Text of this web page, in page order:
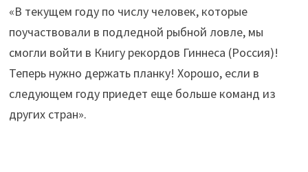
«В текущем году по числу человек, которые
поучаствовали в подледной рыбной ловле, мы
смогли войти в Книгу рекордов Гиннеса (Россия)!
Теперь нужно держать планку! Хорошо, если в
следующем году приедет еще больше команд из
других стран».